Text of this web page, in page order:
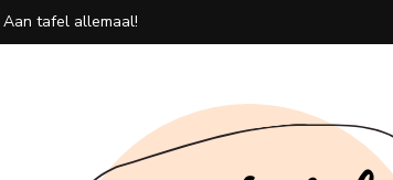
Aan tafel allemaal!